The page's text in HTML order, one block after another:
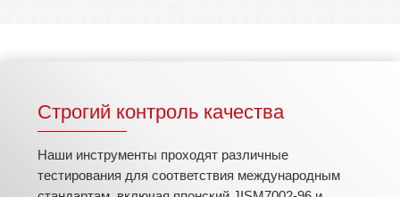
Строгий контроль качества
Наши инструменты проходят различные
тестирования для соответствия международным